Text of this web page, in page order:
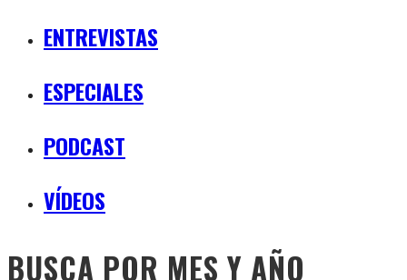
ENTREVISTAS
ESPECIALES
PODCAST
VÍDEOS
BUSCA POR MES Y AÑO